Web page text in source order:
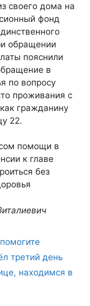
своего дома на
фонд
обращении
пояснили
в
по вопросу
проживания с
гражданину
22.
помощи в
к главе
без
третий день
находимся в